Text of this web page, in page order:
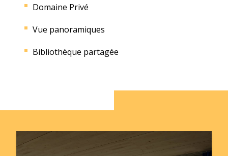
Domaine Privé
Vue panoramiques
Bibliothèque partagée